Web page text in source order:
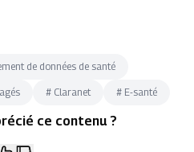
de données de santé
# Claranet # E-santé
ce contenu ?